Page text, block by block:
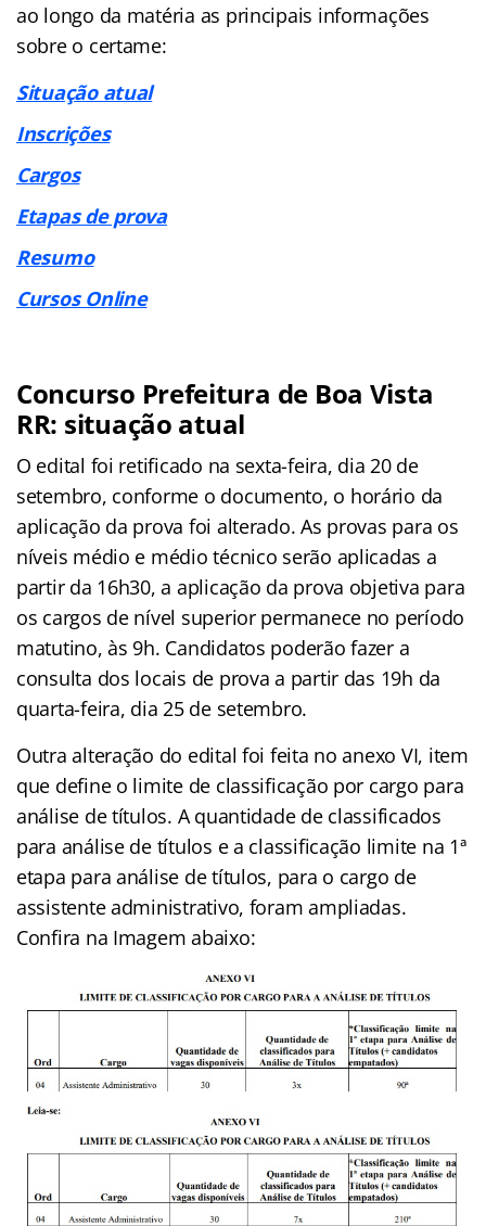
ao longo da matéria as principais informações
sobre o certame:
Situação atual
Inscrições
Cargos
Etapas de prova
Resumo
Cursos Online
Concurso Prefeitura de Boa Vista
RR: situação atual
O edital foi retificado na sexta-feira, dia 20 de
setembro, conforme o documento, o horário da
aplicação da prova foi alterado. As provas para os
níveis médio e médio técnico serão aplicadas a
partir da 16h30, a aplicação da prova objetiva para
os cargos de nível superior permanece no período
matutino, às 9h. Candidatos poderão fazer a
consulta dos locais de prova a partir das 19h da
quarta-feira, dia 25 de setembro.
Outra alteração do edital foi feita no anexo VI, item
que define o limite de classificação por cargo para
análise de títulos. A quantidade de classificados
para análise de títulos e a classificação limite na 1ª
etapa para análise de títulos, para o cargo de
assistente administrativo, foram ampliadas.
Confira na Imagem abaixo: